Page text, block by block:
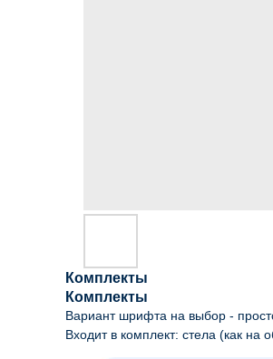
Комплекты
Комплекты
Вариант шрифта на выбор -
Входит в комплект: стела (как на